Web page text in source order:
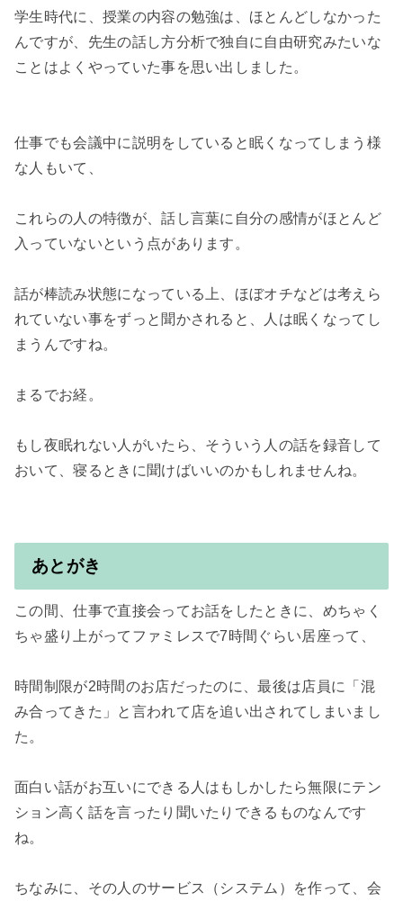
学生時代に、授業の内容の勉強は、ほとんどしなかった
んですが、先生の話し方分析で独自に自由研究みたいな
ことはよくやっていた事を思い出しました。
仕事でも会議中に説明をしていると眠くなってしまう様
な人もいて、
これらの人の特徴が、話し言葉に自分の感情がほとんど
入っていないという点があります。
話が棒読み状態になっている上、ほぼオチなどは考えら
れていない事をずっと聞かされると、人は眠くなってし
まうんですね。
まるでお経。
もし夜眠れない人がいたら、そういう人の話を録音して
おいて、寝るときに聞けばいいのかもしれませんね。
あとがき
この間、仕事で直接会ってお話をしたときに、めちゃく
ちゃ盛り上がってファミレスで7時間ぐらい居座って、
時間制限が2時間のお店だったのに、最後は店員に「混
み合ってきた」と言われて店を追い出されてしまいまし
た。
面白い話がお互いにできる人はもしかしたら無限にテン
ション高く話を言ったり聞いたりできるものなんです
ね。
ちなみに、その人のサービス（システム）を作って、会